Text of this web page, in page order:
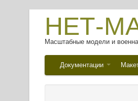
НЕТ-
Масштабные модели и
Документации